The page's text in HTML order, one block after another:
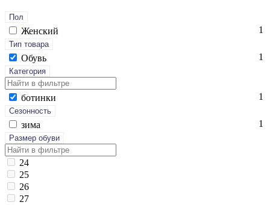
Пол
Женский 1
Тип товара
Обувь 1
Категория
бо­тин­ки 1
Сезонность
зи­ма 1
Размер обуви
24
25
26
27